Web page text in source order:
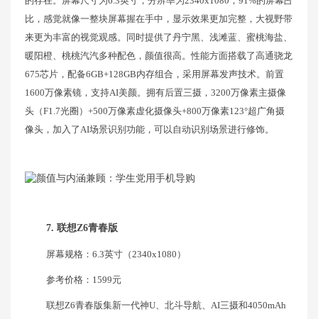
比，感觉就像一整块屏幕握在手中，显示效果更加完整，大视野带
来更为丰富的视觉观感。同时提供了丹宁黑、浅滩蓝、蜜桃海盐、
暖阳橙、桃桃汽汽多种配色，颜值很高。性能方面搭载了高通骁龙
675芯片，配备6GB+128GB内存组合，采用屏幕发声技术。前置
1600万像素镜，支持AI美颜。拥有后置三摄，3200万像素主摄像
头（F1.7光圈）+500万像素虚化摄像头+800万像素123°超广角摄
像头，加入了AI场景识别功能，可以自动识别场景进行修饰。
7. 联想Z6青春版
屏幕规格：6.3英寸（2340x1080）
参考价格：1599元
联想Z6青春版集新一代神U、北斗导航、AI三摄和4050mAh